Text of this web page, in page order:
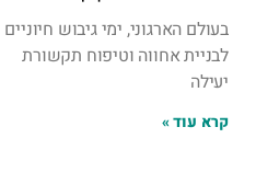
בעולם הארגוני, ימי גיבוש חיוניים
לבניית אחווה וטיפוח תקשורת
יעילה
קרא עוד »